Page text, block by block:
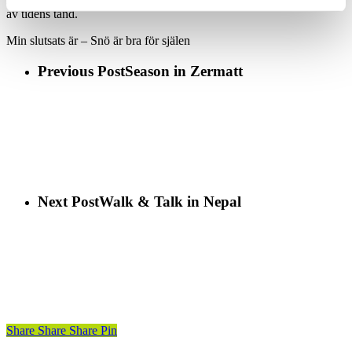
av tidens tand.
Min slutsats är – Snö är bra för själen
Previous PostSeason in Zermatt
Next PostWalk & Talk in Nepal
Share Share Share Pin